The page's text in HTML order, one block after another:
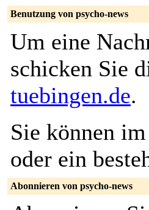
Benutzung von psycho-news
Um eine
schicken Sie
tuebingen.de.
Sie können
oder ein
Abonnieren von psycho-news